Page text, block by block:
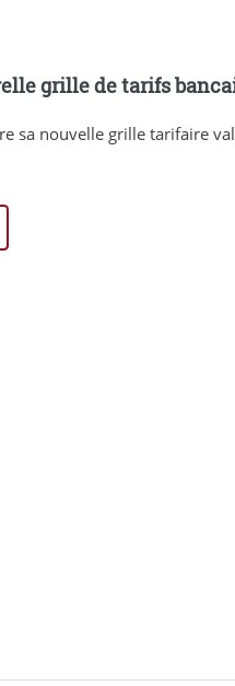
grille de tarifs
sa nouvelle grille tarifaire